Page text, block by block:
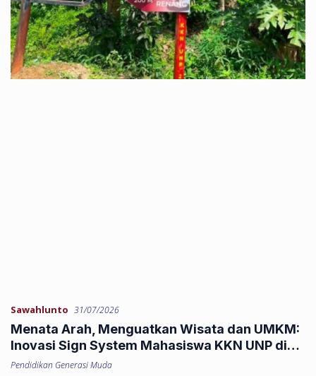
Sawahlunto 31/07/2026
Menata Arah, Menguatkan Wisata dan UMKM:
Inovasi Sign System Mahasiswa KKN UNP di
Nagari Silungkang Oso
Pendidikan Generasi Muda